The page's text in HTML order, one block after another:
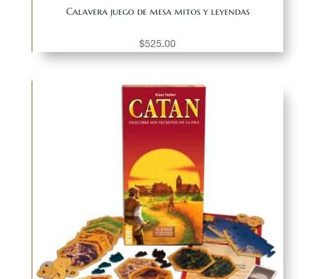
Calavera juego de mesa mitos y leyendas
$525.00